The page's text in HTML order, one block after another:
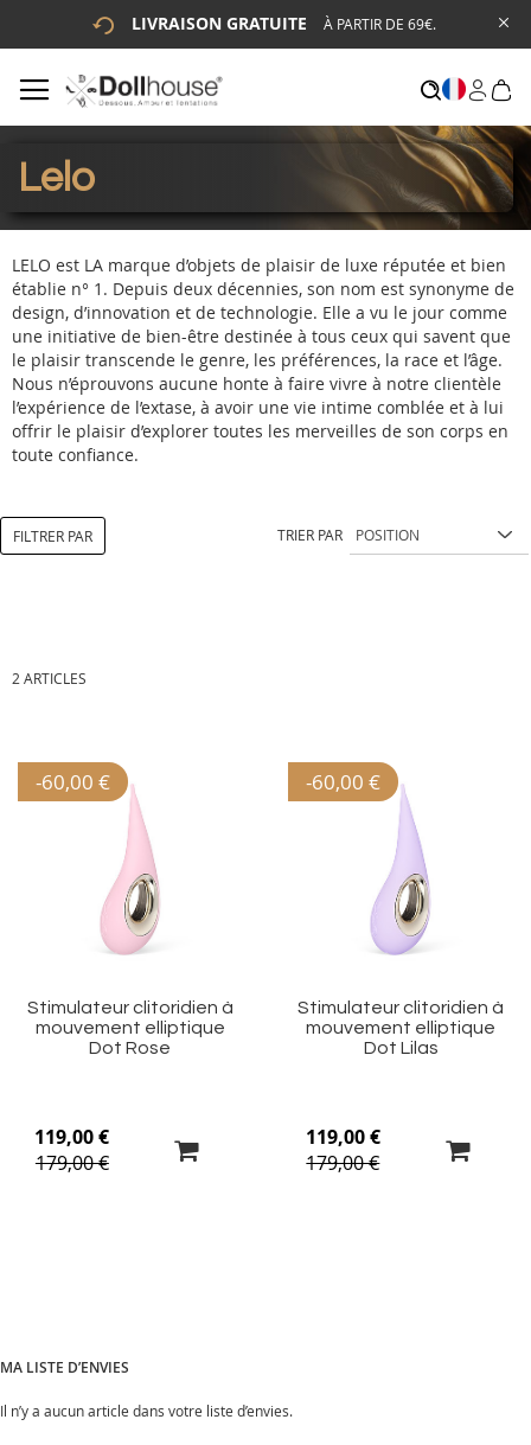
LIVRAISON GRATUITE
À PARTIR DE 69€.
# ENTREZ AU MOINS 3 CARACTÈRES POUR LANCER LA
# APPUYEZ SUR LA TOUCHE "ENTRER" POUR LANCER LA
RECHERCHE
Lelo
LELO est LA marque d’objets de plaisir de luxe réputée et bien
établie n° 1. Depuis deux décennies, son nom est synonyme de
design, d’innovation et de technologie. Elle a vu le jour comme
une initiative de bien-être destinée à tous ceux qui savent que
le plaisir transcende le genre, les préférences, la race et l’âge.
Nous n’éprouvons aucune honte à faire vivre à notre clientèle
l’expérience de l’extase, à avoir une vie intime comblée et à lui
offrir le plaisir d’explorer toutes les merveilles de son corps en
toute confiance.
2ARTICLES
TRIER PAR
-60,00 €
Ajouter
Stimulateur clitoridien à
mouvement elliptique
Dot Rose
119,00 €
179,00 €
-60,00 €
Stimulateur clitoridien à
mouvement elliptique
Dot Lilas
119,00 €
179,00 €
FILTRER PAR
MA LISTE D’ENVIES
Il n’y a aucun article dans votre liste d’envies.